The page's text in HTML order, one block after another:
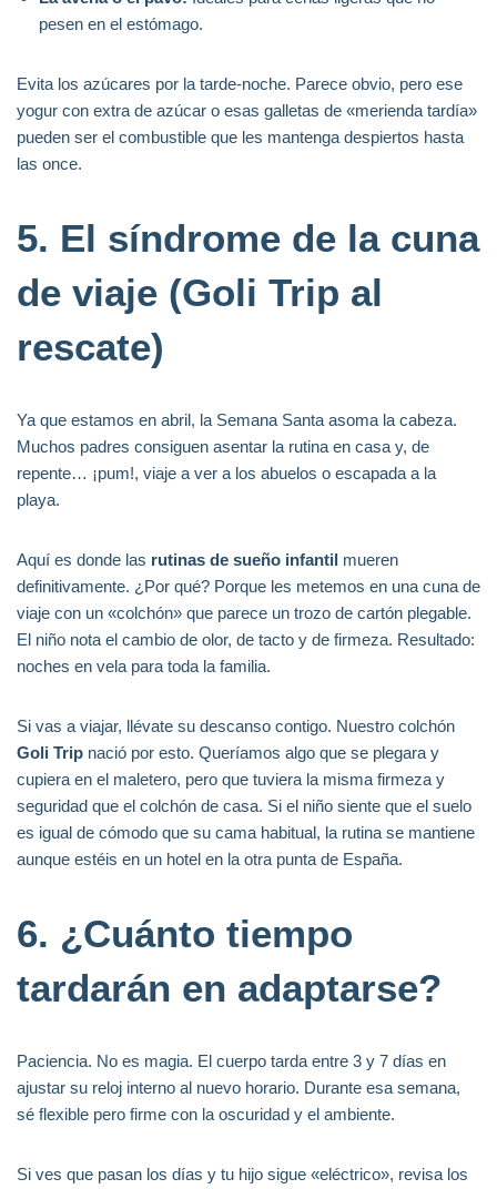
pesen en el estómago.
Evita los azúcares por la tarde-noche. Parece obvio, pero ese
yogur con extra de azúcar o esas galletas de «merienda tardía»
pueden ser el combustible que les mantenga despiertos hasta
las once.
5. El síndrome de la cuna
de viaje (Goli Trip al
rescate)
Ya que estamos en abril, la Semana Santa asoma la cabeza.
Muchos padres consiguen asentar la rutina en casa y, de
repente… ¡pum!, viaje a ver a los abuelos o escapada a la
playa.
Aquí es donde las rutinas de sueño infantil mueren
definitivamente. ¿Por qué? Porque les metemos en una cuna de
viaje con un «colchón» que parece un trozo de cartón plegable.
El niño nota el cambio de olor, de tacto y de firmeza. Resultado:
noches en vela para toda la familia.
Si vas a viajar, llévate su descanso contigo. Nuestro colchón
Goli Trip nació por esto. Queríamos algo que se plegara y
cupiera en el maletero, pero que tuviera la misma firmeza y
seguridad que el colchón de casa. Si el niño siente que el suelo
es igual de cómodo que su cama habitual, la rutina se mantiene
aunque estéis en un hotel en la otra punta de España.
6. ¿Cuánto tiempo
tardarán en adaptarse?
Paciencia. No es magia. El cuerpo tarda entre 3 y 7 días en
ajustar su reloj interno al nuevo horario. Durante esa semana,
sé flexible pero firme con la oscuridad y el ambiente.
Si ves que pasan los días y tu hijo sigue «eléctrico», revisa los